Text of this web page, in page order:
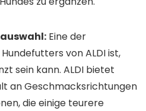
Eine der
von ALDI ist,
sein kann. ALDI bietet
an Geschmacksrichtungen
die einige teurere